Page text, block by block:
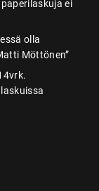
ei
olla
Möttönen”